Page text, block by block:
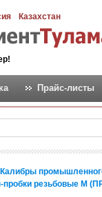
Казахстан
Прайс-листы
Калибры
пробки резьбовые М